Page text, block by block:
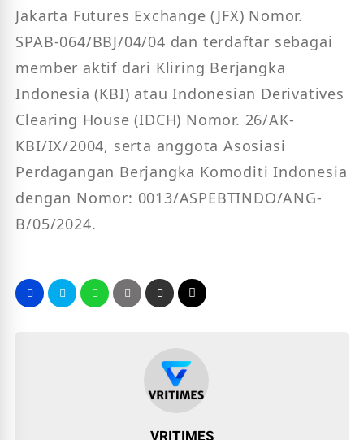
Jakarta Futures Exchange (JFX) Nomor.
SPAB-064/BBJ/04/04 dan terdaftar sebagai
member aktif dari Kliring Berjangka
Indonesia (KBI) atau Indonesian Derivatives
Clearing House (IDCH) Nomor. 26/AK-
KBI/IX/2004, serta anggota Asosiasi
Perdagangan Berjangka Komoditi Indonesia
dengan Nomor: 0013/ASPEBTINDO/ANG-
B/05/2024.
VRITIMES